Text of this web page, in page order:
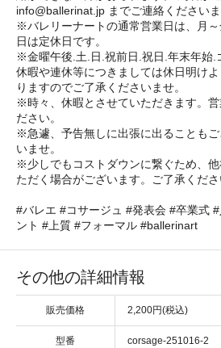
info@ballerinat.jp までご連絡くださいま
※バレリーナートの通常営業日は、月
日は定休日です。
※金曜午後.土.日.祝前日.祝日.年末年始.
休暇や連休等につきましては休日明け
りますのでご了承くださいませ。
※時々、休暇とさせていただきます。営
ださい。
※急遽、予告無しに出張に出ることも
いませ。
※少しでもコストダウンに繋ぐため、
ただく場合がございます。ご了承くださ
#バレエ #コサージュ #発表会 #卒業式
ント #上質 #フォーマル #ballerinart
その他の詳細情報
販売価格 2,200円(税込)
型番 corsage-251016-2